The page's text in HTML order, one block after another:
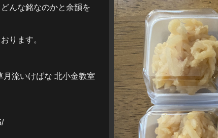
んな銘なのかと余韻を
ります。
月流いけばな 北小金教室